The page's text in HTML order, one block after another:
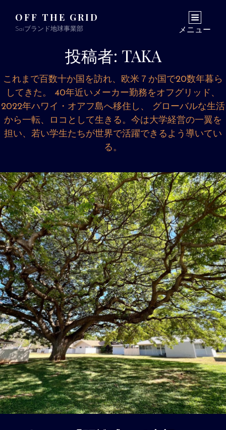
OFF THE GRID
Saiブランド地球事業部 メニュー
投稿者: TAKA
これまで百数十か国を訪れ、欧米７か国で20数年暮ら
してきた。 40年近いメーカー勤務をオフグリッド、
2022年ハワイ・オアフ島へ移住し、 グローバルな生活
から一転、ロコとして生きる。今は大学経営の一翼を
担い、若い学生たちが世界で活躍できるよう導いてい
る。